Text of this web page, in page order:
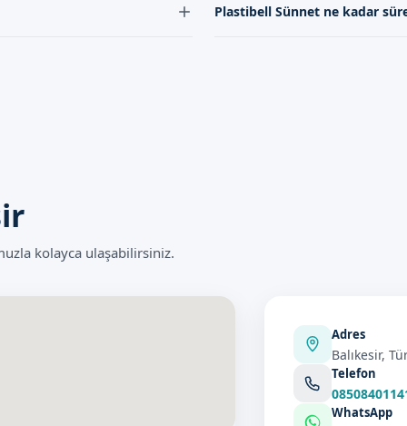
az komplikasyon riski anlamına
formumuz aracılığıyla bize
Plastibell Sünnet ne kadar
kolayca ulaşabilirsiniz.
Adres
Balıkesir,
Telefon
WhatsApp